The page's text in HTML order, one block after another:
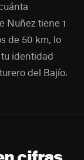
Nuñez tiene 1
de 50 km, lo
identidad
del Bajío.